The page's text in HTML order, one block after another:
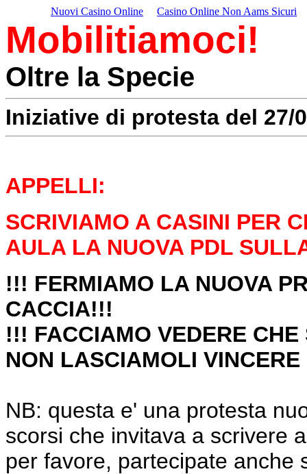
Nuovi Casino Online Casino Online Non Aams Sicuri
Mobilitiamoci!
Oltre la Specie
Iniziative di protesta del 27/
APPELLI:
SCRIVIAMO A CASINI PER
AULA LA NUOVA PDL
!!! FERMIAMO LA NUOVA
CACCIA!!!
!!! FACCIAMO VEDERE
NON LASCIAMOLI
NB: questa e' una protesta
scorsi che invitava a scrivere
per favore, partecipate anche